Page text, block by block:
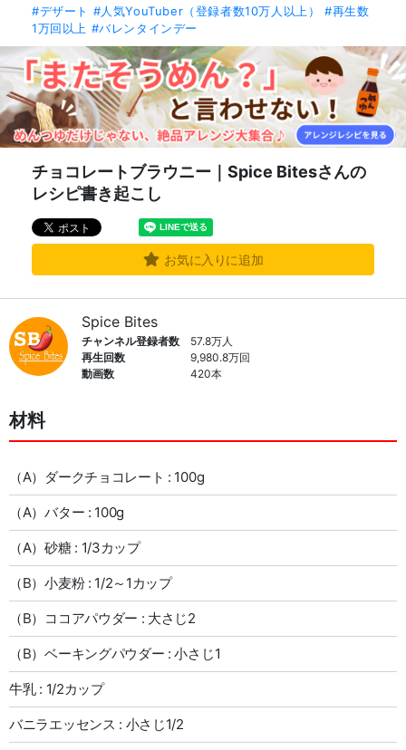
#デザート #人気YouTuber（登録者数10万人以上）
#再生数
1万回以上 #バレンタインデー
チョコレートブラウニー｜Spice Bitesさんの
レシピ書き起こし
お気に入りに追加
Spice Bites
チャンネル登録者数
57.8万人
再生回数
9,980.8万回
動画数
420本
材料
（A）ダークチョコレート : 100g
（A）バター : 100g
（A）砂糖 : 1/3カップ
（B）小麦粉 : 1/2～1カップ
（B）ココアパウダー : 大さじ2
（B）ベーキングパウダー : 小さじ1
牛乳 : 1/2カップ
バニラエッセンス : 小さじ1/2